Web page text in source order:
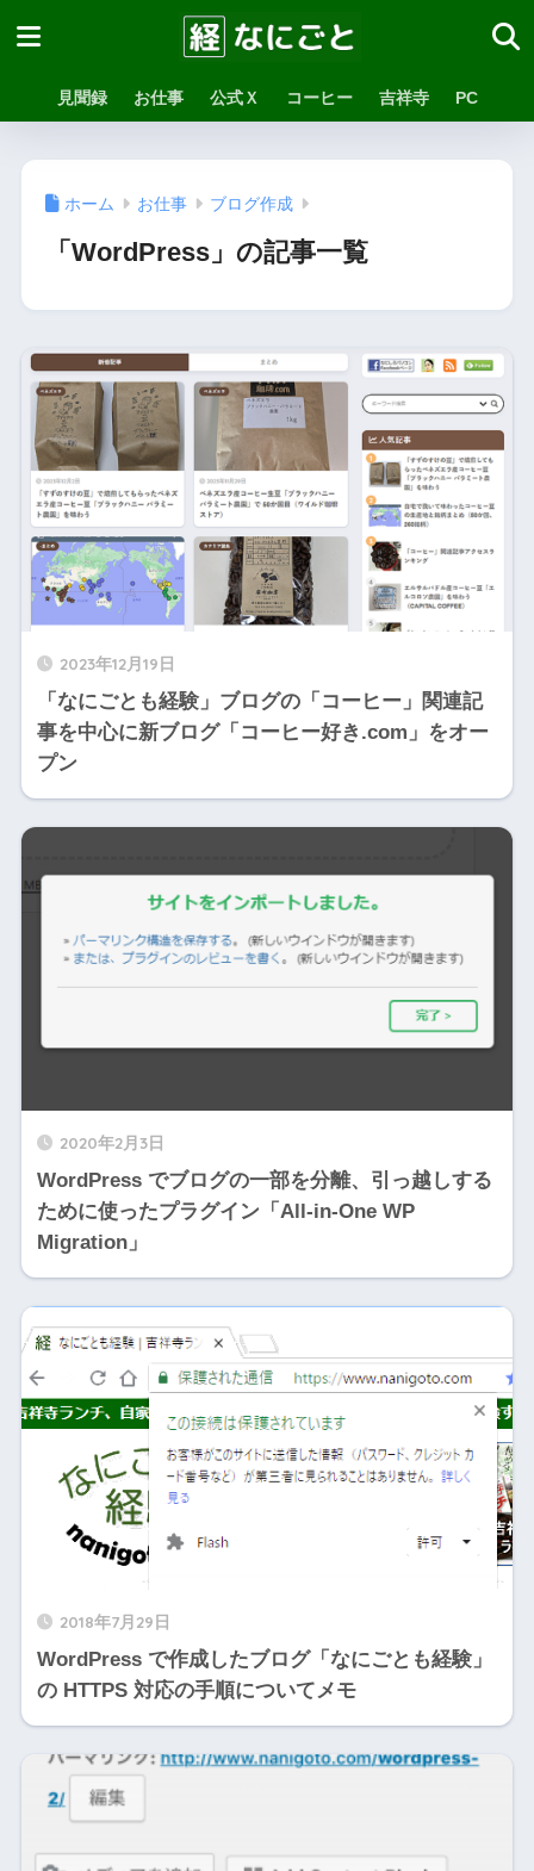
見聞録 お仕事 公式Ｘ コーヒー 吉祥寺 PC
ホーム お仕事 ブログ作成
「WordPress」の記事一覧
2023年12月19日
「なにごとも経験」ブログの「コーヒー」関連記
事を中心に新ブログ「コーヒー好き.com」をオー
プン
2020年2月3日
WordPress でブログの一部を分離、引っ越しする
ために使ったプラグイン「All-in-One WP
Migration」
2018年7月29日
WordPress で作成したブログ「なにごとも経験」
の HTTPS 対応の手順についてメモ